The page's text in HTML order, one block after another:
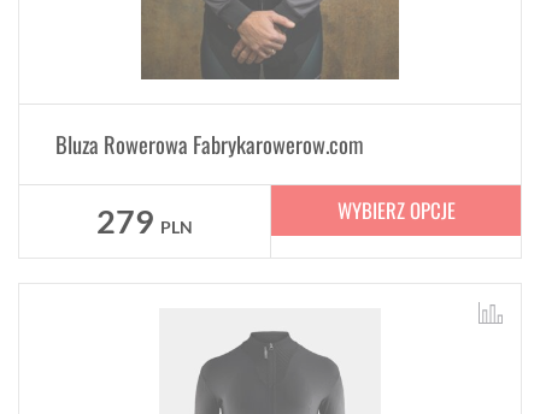
Bluza Rowerowa Fabrykarowerow.com
279 PLN
WYBIERZ OPCJE